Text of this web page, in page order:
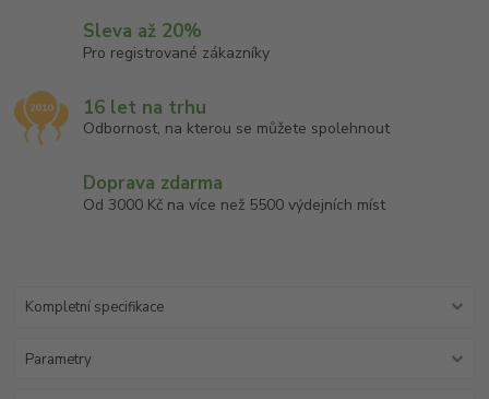
Sleva až 20%
Pro registrované zákazníky
16 let na trhu
Odbornost, na kterou se můžete spolehnout
Doprava zdarma
Od 3000 Kč na více než 5500 výdejních míst
Kompletní specifikace
Parametry